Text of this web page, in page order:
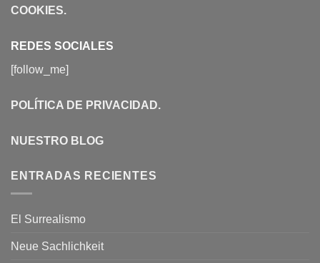
COOKIES.
REDES SOCIALES
[follow_me]
POLÍTICA DE PRIVACIDAD.
NUESTRO BLOG
ENTRADAS RECIENTES
El Surrealismo
Neue Sachlichkeit